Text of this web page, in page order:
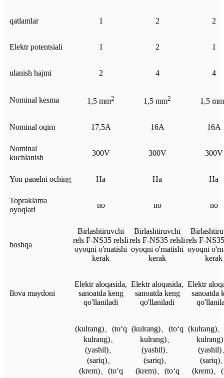
qatlamlar 1 2 2
Elektr potentsiali 1 2 1
ulanish hajmi 2 4 4
Nominal kesma 1,5 mm2 1,5 mm2 1,5 mm
Nominal oqim 17,5A 16A 16A
Nominal
kuchlanish
300V 300V 300V
Yon panelni oching Ha Ha Ha
Topraklama
oyoqlari
no no no
boshqa
Birlashtiruvchi
rels F-NS35 relsli
oyoqni o'rnatishi
kerak
Birlashtiruvchi
rels F-NS35 relsli
oyoqni o'rnatishi
kerak
rels F-
oyoqni
kerak
Ilova maydoni
Elektr aloqasida,
sanoatda keng
qo'llaniladi
Elektr aloqasida,
sanoatda keng
qo'llaniladi
Elektr
sanoatda
(kulrang)、(to‘q
kulrang)、
(yashil)、
(sariq)、
(krem)、(to‘q
(kulrang)、(to‘q
kulrang)、
(yashil)、
(sariq)、
(krem)、(to‘q
(kulrang)
(yashil)
(sariq)
(krem)、